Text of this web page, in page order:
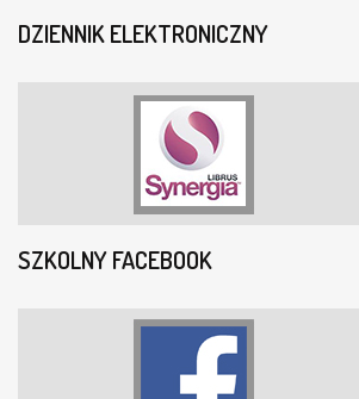
DZIENNIK ELEKTRONICZNY
SZKOLNY FACEBOOK